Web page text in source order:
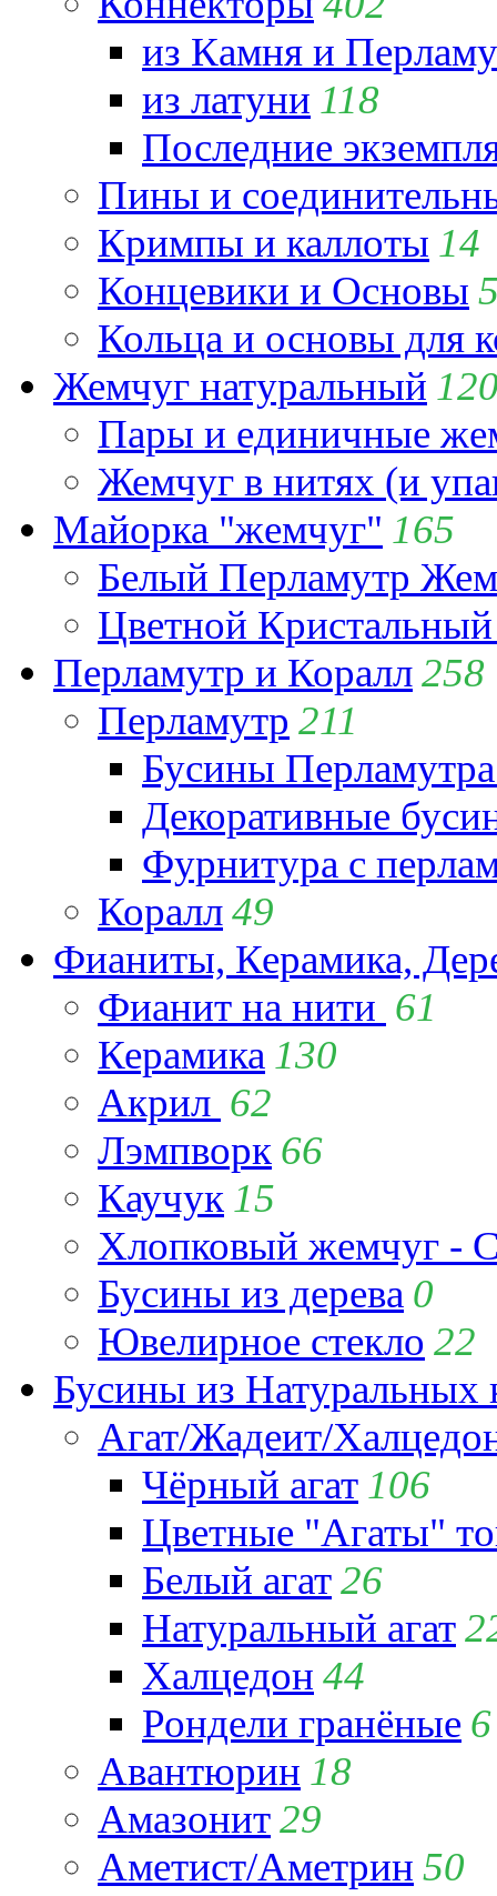
из Камня и
из латуни 118
Последние
Пины и
Кримпы и каллоты 14
Концевики и Основы
Кольца и основы для
Жемчуг натуральный
Пары и единичные
Жемчуг в нитях (и
Майорка "жемчуг" 165
Белый Перламутр
Цветной
Перламутр и Коралл258
Перламутр 211
Бусины
Декоративные
Фурнитура с
Коралл49
Фианиты, Керамика,
Фианит на нити 61
Керамика 130
Акрил 62
Лэмпворк 66
Каучук 15
Хлопковый жемчуг -
Бусины из дерева 0
Ювелирное стекло 22
Бусины из Натуральных
Агат/Жадеит/
Чёрный агат 106
Цветные "Агаты"
Белый агат26
Натуральный агат
Халцедон 44
Рондели гранёные 6
Авантюрин 18
Амазонит29
Аметист/Аметрин 50